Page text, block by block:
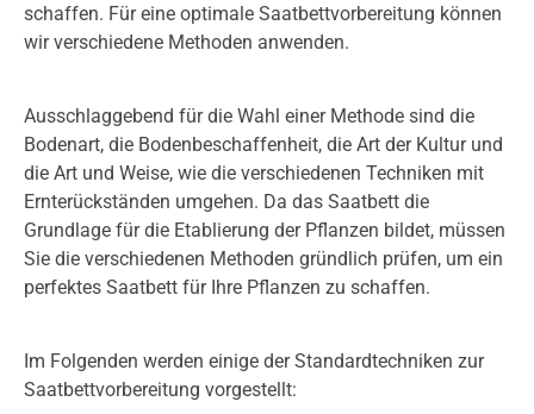
schaffen. Für eine optimale Saatbettvorbereitung können
wir verschiedene Methoden anwenden.
Ausschlaggebend für die Wahl einer Methode sind die
Bodenart, die Bodenbeschaffenheit, die Art der Kultur und
die Art und Weise, wie die verschiedenen Techniken mit
Ernterückständen umgehen. Da das Saatbett die
Grundlage für die Etablierung der Pflanzen bildet, müssen
Sie die verschiedenen Methoden gründlich prüfen, um ein
perfektes Saatbett für Ihre Pflanzen zu schaffen.
Im Folgenden werden einige der Standardtechniken zur
Saatbettvorbereitung vorgestellt: